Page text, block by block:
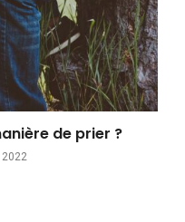
de prier ?
2022